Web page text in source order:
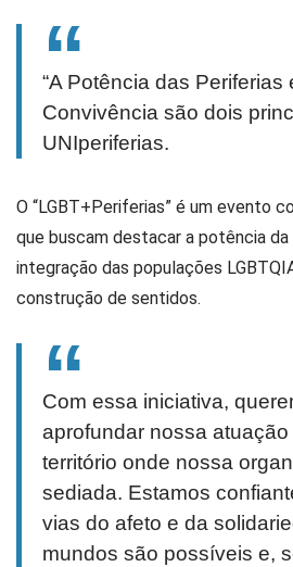
“A Potência das
Convivência são dois
UNIperiferias.
O “LGBT+Periferias” é um evento
que buscam destacar a potência
integração das populações
construção de sentidos.
Com essa iniciativa,
aprofundar nossa
território onde nossa
sediada. Estamos
vias do afeto e da
mundos são possíveis e,